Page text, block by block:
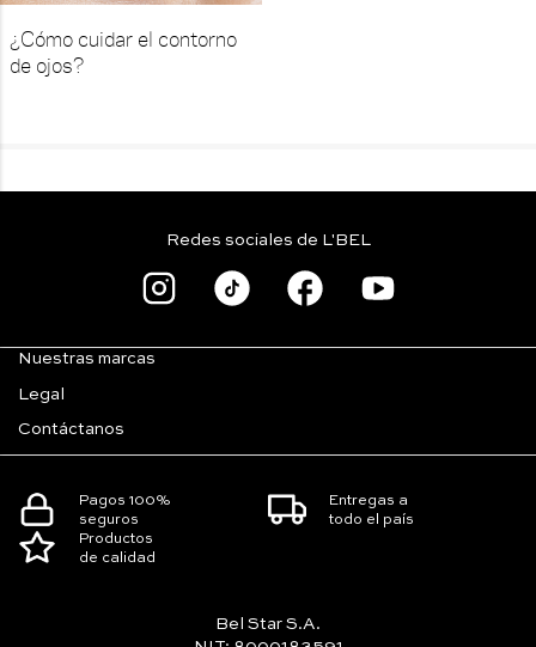
¿Cómo cuidar el contorno
de ojos?
Nuestras marcas
Legal
Contáctanos
Redes sociales de L'BEL
Pagos 100%
seguros
Entregas a
todo el país
Productos
de calidad
Bel Star S.A.